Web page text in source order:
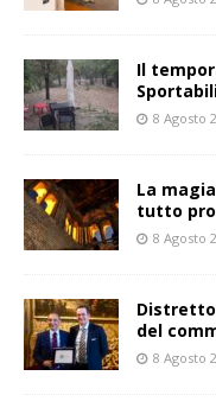
Il
8 Agosto
La
tutto
8 Agosto
Distretto
del
8 Agosto